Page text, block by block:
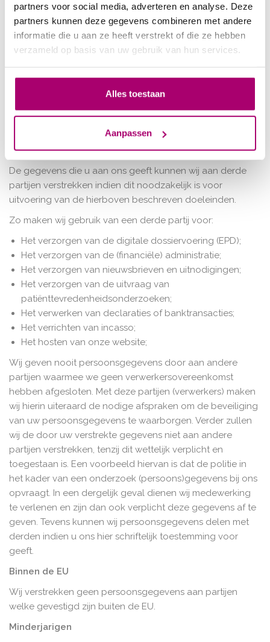
partners voor social media, adverteren en analyse. Deze
partners kunnen deze gegevens combineren met andere
informatie die u aan ze heeft verstrekt of die ze hebben
verzameld op basis van uw gebruik van hun services.
Alles toestaan
Aanpassen
Kopie ID;
BSN-nummer;
Bankgegevens;
Uw persoonsgegevens worden door Kolijn Fysiotherapie
arbeidsovereenkomst of overeenkomst van opdracht
heeft en daarna alleen in de financiële administratie voor
Verstrekking aan derden
De gegevens die u aan ons geeft kunnen wij aan derde
partijen verstrekken indien dit noodzakelijk is voor
uitvoering van de hierboven beschreven doeleinden.
Zo maken wij gebruik van een derde partij voor:
Het verzorgen van de digitale dossiervoering (EPD);
Het verzorgen van de (financiële) administratie;
Het verzorgen van nieuwsbrieven en uitnodigingen;
Het verzorgen van de uitvraag van
patiënttevredenheidsonderzoeken;
Het verwerken van declaraties of banktransacties;
Het verrichten van incasso;
Het hosten van onze website;
Wij geven nooit persoonsgegevens door aan andere
partijen waarmee we geen verwerkersovereenkomst
hebben afgesloten. Met deze partijen (verwerkers) maken
wij hierin uiteraard de nodige afspraken om de beveiliging
van uw persoonsgegevens te waarborgen. Verder zullen
wij de door uw verstrekte gegevens niet aan andere
partijen verstrekken, tenzij dit wettelijk verplicht en
toegestaan is. Een voorbeeld hiervan is dat de politie in
het kader van een onderzoek (persoons)gegevens bij ons
opvraagt. In een dergelijk geval dienen wij medewerking
te verlenen en zijn dan ook verplicht deze gegevens af te
geven. Tevens kunnen wij persoonsgegevens delen met
derden indien u ons hier schriftelijk toestemming voor
geeft.
Binnen de EU
Wij verstrekken geen persoonsgegevens aan partijen
welke gevestigd zijn buiten de EU.
Minderjarigen